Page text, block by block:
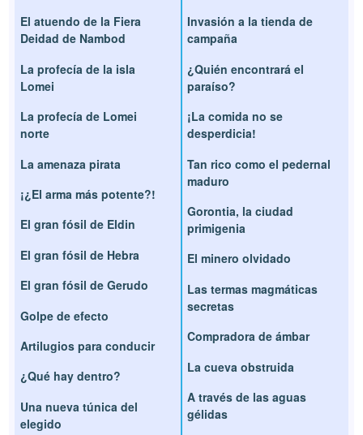
El atuendo de la Fiera
Deidad de Nambod
La profecía de la isla
Lomei
La profecía de Lomei
norte
La amenaza pirata
¡¿El arma más potente?!
El gran fósil de Eldin
El gran fósil de Hebra
El gran fósil de Gerudo
Golpe de efecto
Artilugios para conducir
¿Qué hay dentro?
Una nueva túnica del
elegido
Invasión a la tienda de
campaña
¿Quién encontrará el
paraíso?
¡La comida no se
desperdicia!
Tan rico como el pedernal
maduro
Gorontia, la ciudad
primigenia
El minero olvidado
Las termas magmáticas
secretas
Compradora de ámbar
La cueva obstruida
A través de las aguas
gélidas